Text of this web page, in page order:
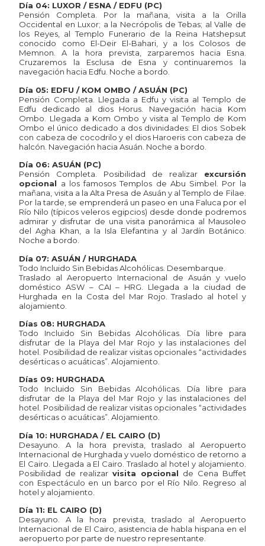
Día 04: LUXOR / ESNA / EDFU (PC)
Pensión Completa. Por la mañana, visita a la Orilla
Occidental en Luxor; a la Necrópolis de Tebas; al Valle de
los Reyes, al Templo Funerario de la Reina Hatshepsut
conocido como El-Deir El-Bahari, y a los Colosos de
Memnon. A la hora prevista, zarparemos hacia Esna.
Cruzaremos la Esclusa de Esna y continuaremos la
navegación hacia Edfu. Noche a bordo.
Día 05: EDFU / KOM OMBO / ASUÁN (PC)
Pensión Completa. Llegada a Edfu y visita al Templo de
Edfu dedicado al dios Horus. Navegación hacia Kom
Ombo. Llegada a Kom Ombo y visita al Templo de Kom
Ombo el único dedicado a dos divinidades: El dios Sobek
con cabeza de cocodrilo y el dios Haroeris con cabeza de
halcón. Navegación hacia Asuán. Noche a bordo.
Día 06: ASUÁN (PC)
Pensión Completa. Posibilidad de realizar excursión
opcional a los famosos Templos de Abu Simbel. Por la
mañana, visita a la Alta Presa de Asuán y al Templo de Filae.
Por la tarde, se emprenderá un paseo en una Faluca por el
Río Nilo (típicos veleros egipcios) desde donde podremos
admirar y disfrutar de una visita panorámica al Mausoleo
del Agha Khan, a la Isla Elefantina y al Jardín Botánico.
Noche a bordo.
Día 07: ASUÁN / HURGHADA
Todo Incluido Sin Bebidas Alcohólicas. Desembarque.
Traslado al Aeropuerto Internacional de Asuán y vuelo
doméstico ASW – CAI – HRG. Llegada a la ciudad de
Hurghada en la Costa del Mar Rojo. Traslado al hotel y
alojamiento.
Días 08: HURGHADA
Todo Incluido Sin Bebidas Alcohólicas. Día libre para
disfrutar de la Playa del Mar Rojo y las instalaciones del
hotel. Posibilidad de realizar visitas opcionales “actividades
desérticas o acuáticas”. Alojamiento.
Días 09: HURGHADA
Todo Incluido Sin Bebidas Alcohólicas. Día libre para
disfrutar de la Playa del Mar Rojo y las instalaciones del
hotel. Posibilidad de realizar visitas opcionales “actividades
desérticas o acuáticas”. Alojamiento.
Día 10: HURGHADA / EL CAIRO (D)
Desayuno. A la hora prevista, traslado al Aeropuerto
Internacional de Hurghada y vuelo doméstico de retorno a
El Cairo. Llegada a El Cairo. Traslado al hotel y alojamiento.
Posibilidad de realizarvisita opcional de Cena Buffet
con Espectáculo en un barco por el Río Nilo. Regreso al
hotel y alojamiento.
Día 11: EL CAIRO (D)
Desayuno. A la hora prevista, traslado al Aeropuerto
Internacional de El Cairo, asistencia de habla hispana en el
aeropuerto por parte de nuestro representante.